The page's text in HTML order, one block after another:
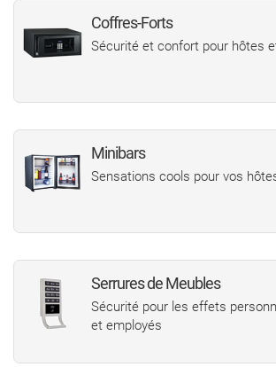
Coffres-Forts
Sécurité et confort pour hôtes
Minibars
Sensations cools pour vos
Serrures de Meubles
Sécurité pour les effets
et employés